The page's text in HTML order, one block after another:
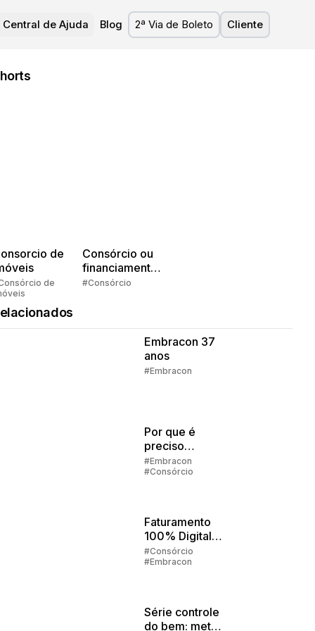
Central de Ajuda Blog 2ª Via de Boleto Cliente
de
de
Consórcio ou
financiamento?
Quem pensa
#Consórcio
Embracon 37
anos
#Embracon
Por que é
preciso
preencher
alguns dados
#Embracon
#Consórcio
Faturamento
100% Digital:
Como Fazer
Tudo Pelo
#Consórcio
#Embracon
Série controle
do bem: metas